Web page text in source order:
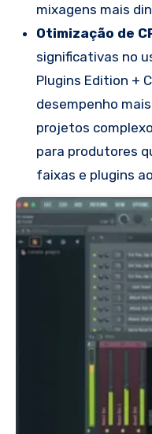
mixagens mais
Otimização de
significativas no
Plugins Edition +
desempenho
projetos
para produtores
faixas e plugins